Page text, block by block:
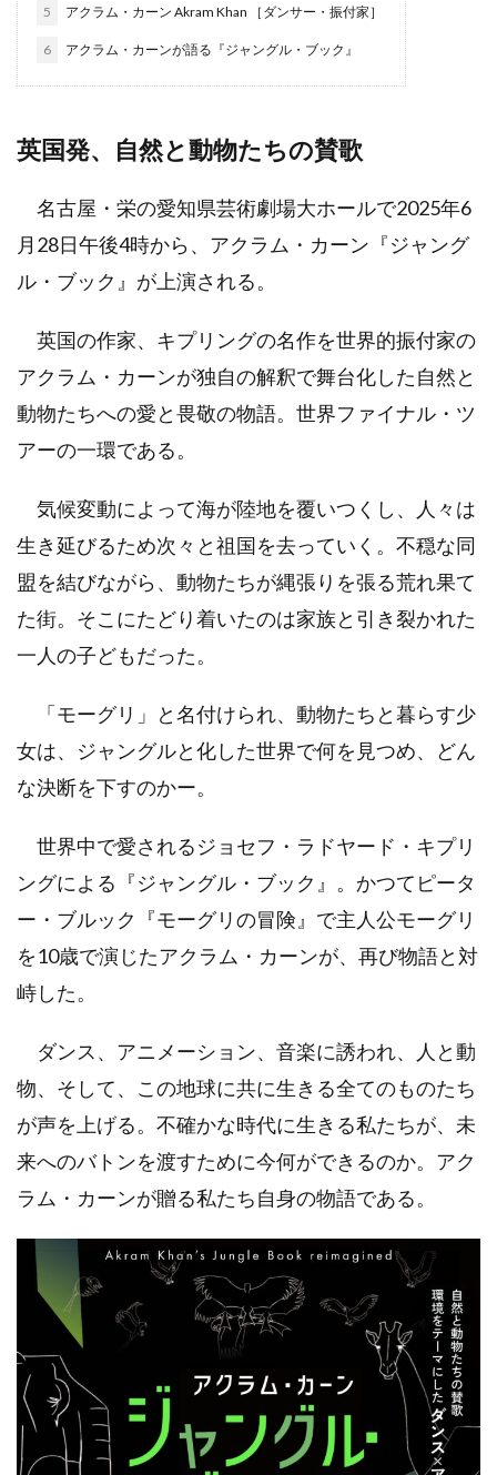
5 アクラム・カーン Akram Khan ［ダンサー・振付家］
6 アクラム・カーンが語る『ジャングル・ブック』
英国発、自然と動物たちの賛歌
名古屋・栄の愛知県芸術劇場大ホールで2025年6
月28日午後4時から、アクラム・カーン『ジャング
ル・ブック』が上演される。
英国の作家、キプリングの名作を世界的振付家の
アクラム・カーンが独自の解釈で舞台化した自然と
動物たちへの愛と畏敬の物語。世界ファイナル・ツ
アーの一環である。
気候変動によって海が陸地を覆いつくし、人々は
生き延びるため次々と祖国を去っていく。不穏な同
盟を結びながら、動物たちが縄張りを張る荒れ果て
た街。そこにたどり着いたのは家族と引き裂かれた
一人の子どもだった。
「モーグリ」と名付けられ、動物たちと暮らす少
女は、ジャングルと化した世界で何を見つめ、どん
な決断を下すのかー。
世界中で愛されるジョセフ・ラドヤード・キプリ
ングによる『ジャングル・ブック』。かつてピータ
ー・ブルック『モーグリの冒険』で主人公モーグリ
を10歳で演じたアクラム・カーンが、再び物語と対
峙した。
ダンス、アニメーション、音楽に誘われ、人と動
物、そして、この地球に共に生きる全てのものたち
が声を上げる。不確かな時代に生きる私たちが、未
来へのバトンを渡すために今何ができるのか。アク
ラム・カーンが贈る私たち自身の物語である。